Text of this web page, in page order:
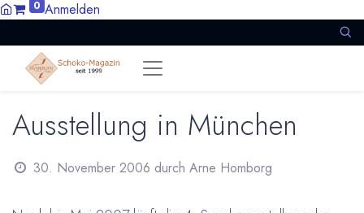
0 Anmelden
Ausstellung in München
30. November 2006 durch Arne Homborg